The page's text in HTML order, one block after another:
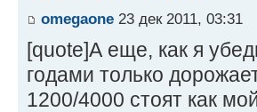
omegaone 23 дек 2011, 03:31
[quote]А еще, как я
годами только
1200/4000 стоят как